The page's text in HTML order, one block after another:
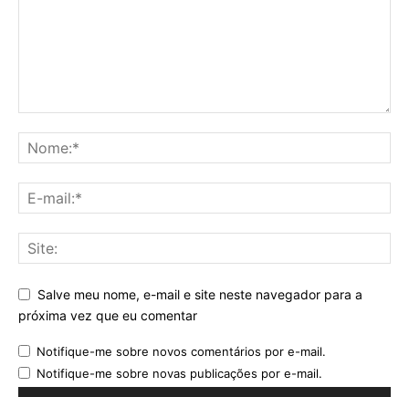
Salve meu nome, e-mail e site neste navegador para a
próxima vez que eu comentar
Notifique-me sobre novos comentários por e-mail.
Notifique-me sobre novas publicações por e-mail.